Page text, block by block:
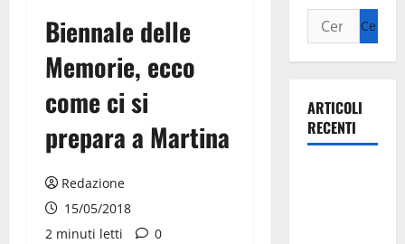
Biennale delle
Memorie, ecco
come ci si
prepara a Martina
Redazione
15/05/2018
2 minuti letti
0
ARTICOLI
RECENTI